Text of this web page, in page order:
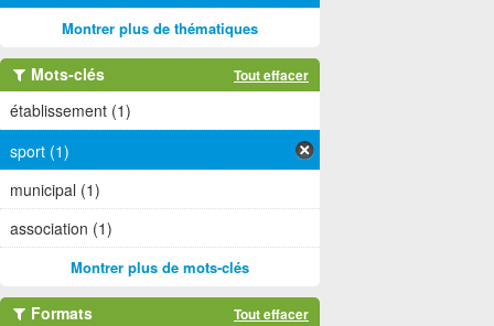
Montrer plus de thématiques
Mots-clés Tout effacer
établissement (1)
sport (1)
municipal (1)
association (1)
Montrer plus de mots-clés
Formats Tout effacer